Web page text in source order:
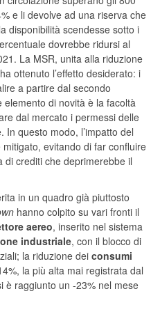
e li devolve ad una riserva che
disponibilità scendesse sotto i
dovrebbe ridursi al
La MSR, unita alla riduzione
ottenuto l’effetto desiderato: i
a partire dal secondo
di novità è la facoltà
dal mercato i permessi delle
questo modo, l’impatto del
evitando di far confluire
di crediti che deprimerebbe il
in un quadro già piuttosto
hanno colpito su vari fronti il
aereo, inserito nel sistema
industriale, con il blocco di
la riduzione dei consumi
la più alta mai registrata dal
è raggiunto un -23% nel mese